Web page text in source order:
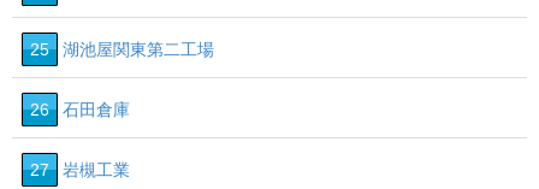
25 湖池屋関東第二工場
26 石田倉庫
27 岩槻工業